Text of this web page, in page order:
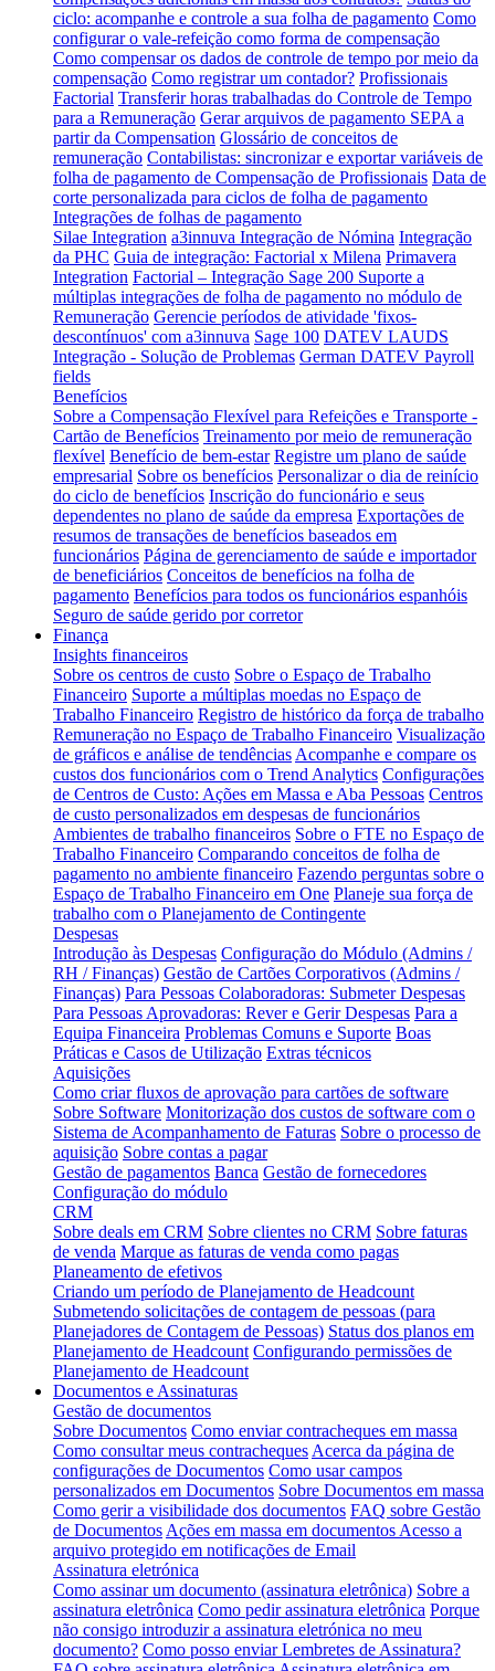
ciclo: acompanhe e controle a sua folha de pagamento Como
configurar o vale-refeição como forma de compensação
Como compensar os dados de controle de tempo por meio da
compensação Como registrar um contador? Profissionais
Factorial Transferir horas trabalhadas do Controle de Tempo
para a Remuneração Gerar arquivos de pagamento SEPA a
partir da Compensation Glossário de conceitos de
remuneração Contabilistas: sincronizar e exportar variáveis de
folha de pagamento de Compensação de Profissionais Data de
corte personalizada para ciclos de folha de pagamento
Integrações de folhas de pagamento
Silae Integration a3innuva Integração de Nómina Integração
da PHC Guia de integração: Factorial x Milena Primavera
Integration Factorial – Integração Sage 200 Suporte a
múltiplas integrações de folha de pagamento no módulo de
Remuneração Gerencie períodos de atividade 'fixos-
descontínuos' com a3innuva Sage 100 DATEV LAUDS
Integração - Solução de Problemas German DATEV Payroll
fields
Benefícios
Sobre a Compensação Flexível para Refeições e Transporte -
Cartão de Benefícios Treinamento por meio de remuneração
flexível Benefício de bem-estar Registre um plano de saúde
empresarial Sobre os benefícios Personalizar o dia de reinício
do ciclo de benefícios Inscrição do funcionário e seus
dependentes no plano de saúde da empresa Exportações de
resumos de transações de benefícios baseados em
funcionários Página de gerenciamento de saúde e importador
de beneficiários Conceitos de benefícios na folha de
pagamento Benefícios para todos os funcionários espanhóis
Seguro de saúde gerido por corretor
Finança
Insights financeiros
Sobre os centros de custo Sobre o Espaço de Trabalho
Financeiro Suporte a múltiplas moedas no Espaço de
Trabalho Financeiro Registro de histórico da força de trabalho
Remuneração no Espaço de Trabalho Financeiro Visualização
de gráficos e análise de tendências Acompanhe e compare os
custos dos funcionários com o Trend Analytics Configurações
de Centros de Custo: Ações em Massa e Aba Pessoas Centros
de custo personalizados em despesas de funcionários
Ambientes de trabalho financeiros Sobre o FTE no Espaço de
Trabalho Financeiro Comparando conceitos de folha de
pagamento no ambiente financeiro Fazendo perguntas sobre o
Espaço de Trabalho Financeiro em One Planeje sua força de
trabalho com o Planejamento de Contingente
Despesas
Introdução às Despesas Configuração do Módulo (Admins /
RH / Finanças) Gestão de Cartões Corporativos (Admins /
Finanças) Para Pessoas Colaboradoras: Submeter Despesas
Para Pessoas Aprovadoras: Rever e Gerir Despesas Para a
Equipa Financeira Problemas Comuns e Suporte Boas
Práticas e Casos de Utilização Extras técnicos
Aquisições
Como criar fluxos de aprovação para cartões de software
Sobre Software Monitorização dos custos de software com o
Sistema de Acompanhamento de Faturas Sobre o processo de
aquisição Sobre contas a pagar
Gestão de pagamentos Banca Gestão de fornecedores
Configuração do módulo
CRM
Sobre deals em CRM Sobre clientes no CRM Sobre faturas
de venda Marque as faturas de venda como pagas
Planeamento de efetivos
Criando um período de Planejamento de Headcount
Submetendo solicitações de contagem de pessoas (para
Planejadores de Contagem de Pessoas) Status dos planos em
Planejamento de Headcount Configurando permissões de
Planejamento de Headcount
Documentos e Assinaturas
Gestão de documentos
Sobre Documentos Como enviar contracheques em massa
Como consultar meus contracheques Acerca da página de
configurações de Documentos Como usar campos
personalizados em Documentos Sobre Documentos em massa
Como gerir a visibilidade dos documentos FAQ sobre Gestão
de Documentos Ações em massa em documentos Acesso a
arquivo protegido em notificações de Email
Assinatura eletrónica
Como assinar um documento (assinatura eletrônica) Sobre a
assinatura eletrônica Como pedir assinatura eletrônica Porque
não consigo introduzir a assinatura eletrónica no meu
documento? Como posso enviar Lembretes de Assinatura?